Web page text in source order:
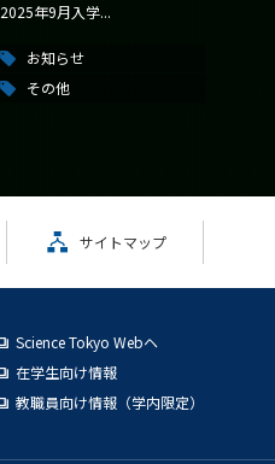
2025年9月入学...
お知らせ
その他
サイトマップ
Science Tokyo Webヘ
在学生向け情報
教職員向け情報（学内限定）